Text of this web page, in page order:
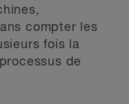
compter les
fois la
de